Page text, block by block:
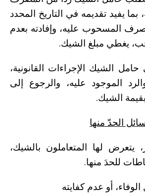
يفيد تقديمه في التاريخ المحدد
المسحوب عليه، وإفادته بعدم
يغطي مبلغ الشيك.
الشيك الإجراءات القانونية،
الموجود عليه، والرجوع إلى
الشيك.
الحدّ منها
يتعرض لها المتعاملون بالشيك،
للحدَ منها.
أو عدم كفايته